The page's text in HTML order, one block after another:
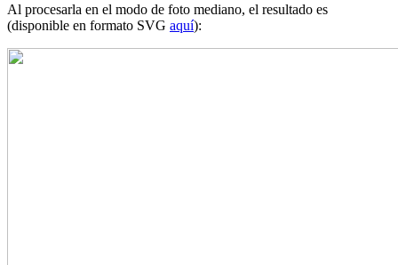
Al procesarla en el modo de foto mediano, el resultado es
(disponible en formato SVG aquí):